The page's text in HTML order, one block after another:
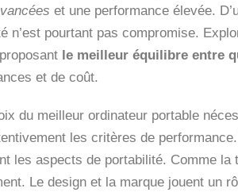
et une performance élevée.
n’est pourtant pas compromise.
le meilleur équilibre entre
et de coût.
du meilleur ordinateur portable
les critères de
les aspects de portabilité. Comme
Le design et la marque jouent un